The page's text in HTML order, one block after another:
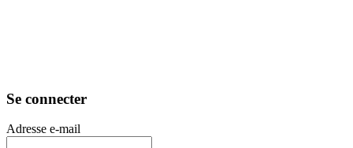
Se connecter
Adresse e-mail